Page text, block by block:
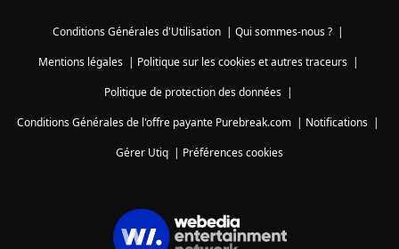
Conditions Générales d'Utilisation | Qui sommes-nous ? |
Mentions légales| Politique sur les cookies et autres traceurs|
Politique de protection des données|
Conditions Générales de l'offre payante Purebreak.com | Notifications |
Gérer Utiq | Préférences cookies